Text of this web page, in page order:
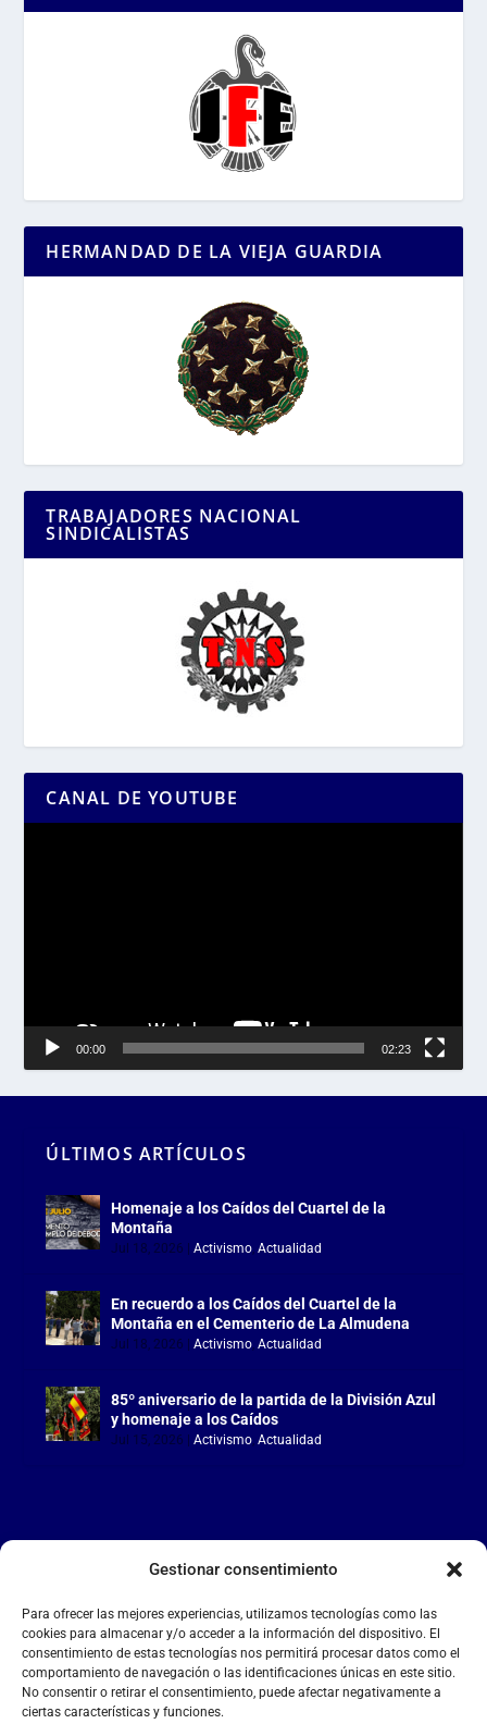
Gestionar consentimiento
Para ofrecer las mejores experiencias, utilizamos tecnologías como las
cookies para almacenar y/o acceder a la información del dispositivo. El
consentimiento de estas tecnologías nos permitirá procesar datos como el
comportamiento de navegación o las identificaciones únicas en este sitio.
No consentir o retirar el consentimiento, puede afectar negativamente a
ciertas características y funciones.
HERMANDAD DE LA VIEJA GUARDIA
TRABAJADORES NACIONAL
SINDICALISTAS
CANAL DE YOUTUBE
00:00 02:23
ÚLTIMOS ARTÍCULOS
Homenaje a los Caídos del Cuartel de la
Montaña
Jul 18, 2026 |Activismo ,Actualidad
En recuerdo a los Caídos del Cuartel de la
Montaña en el Cementerio de La Almudena
Jul 18, 2026 |Activismo ,Actualidad
85º aniversario de la partida de la División Azul
y homenaje a los Caídos
Jul 15, 2026 |Activismo ,Actualidad
LA FALANGE
Reproductor
de
vídeo